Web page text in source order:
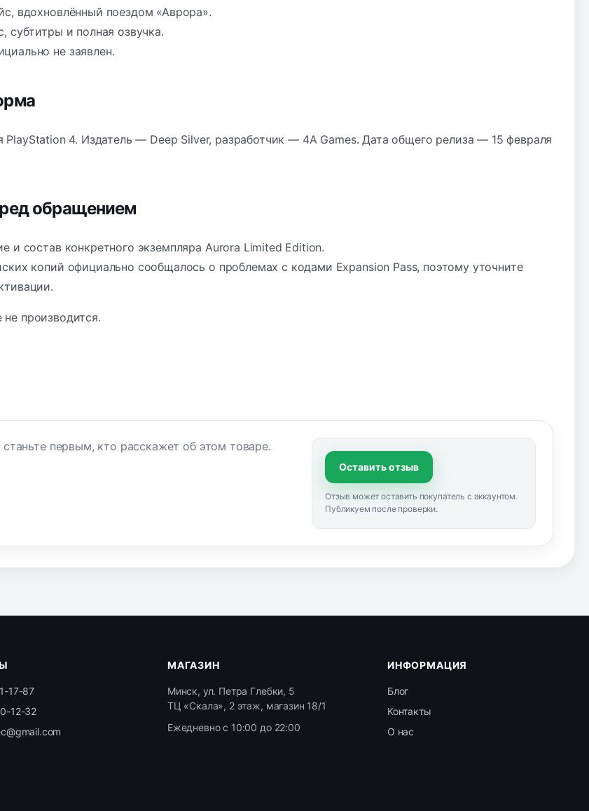
вдохновлённый поездом «Аврора».
субтитры и полная озвучка.
не заявлен.
PlayStation 4. Издатель — Deep Silver, разработчик — 4A Games. Дата общего релиза — 15 февраля
обращением
и состав конкретного экземпляра Aurora Limited Edition.
копий официально сообщалось о проблемах с кодами Expansion Pass, поэтому уточните
не производится.
первым, кто расскажет об этом товаре.
Оставить отзыв
Отзыв может оставить покупатель с аккаунтом.
Публикуем после проверки.
17-87
12-32
МАГАЗИН
Минск, ул. Петра Глебки, 5
ТЦ «Скала», 2 этаж, магазин 18/1
Ежедневно с 10:00 до 22:00
ИНФОРМАЦИЯ
Блог
Контакты
О нас